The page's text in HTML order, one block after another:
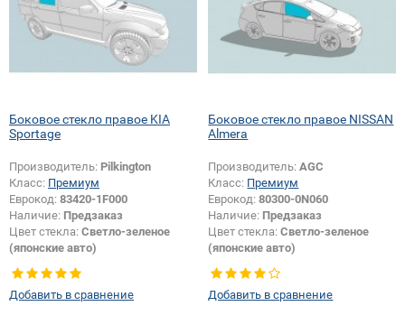
Боковое стекло правое KIA
Sportage
Производитель: Pilkington
Класс: Премиум
Еврокод: 83420-1F000
Наличие: Предзаказ
Цвет стекла: Светло-зеленое
(японские авто)
Тип стекла:Боковое стекло
правое
Добавить в сравнение
Боковое стекло правое NISSAN
Almera
Производитель:AGC
Класс: Премиум
Еврокод:80300-0N060
Наличие: Предзаказ
Цвет стекла:Светло-зеленое
(японские авто)
правое
Добавить в сравнение